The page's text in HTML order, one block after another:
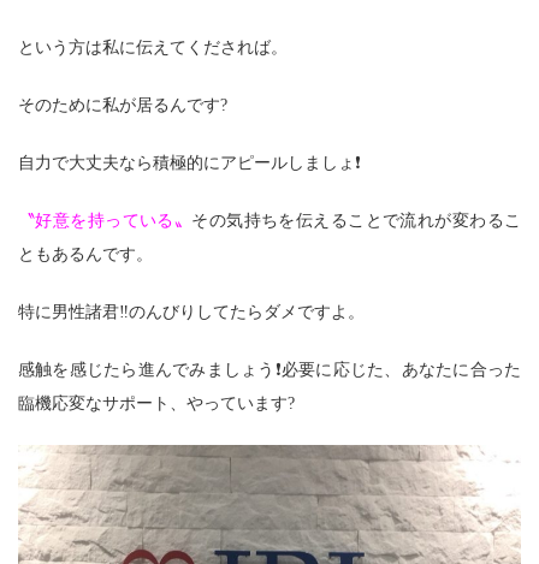
という方は私に伝えてくだされば。
そのために私が居るんです?
自力で大丈夫なら積極的にアピールしましょ❗
〝好意を持っている〟 その気持ちを伝えることで流れが変わるこ
ともあるんです。
特に男性諸君‼のんびりしてたらダメですよ。
感触を感じたら進んでみましょう❗必要に応じた、あなたに合った
臨機応変なサポート、やっています?